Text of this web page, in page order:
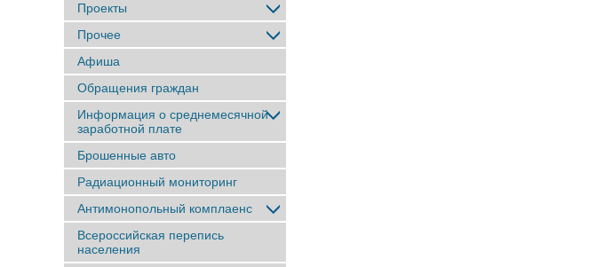
Проекты
Прочее
Афиша
Обращения граждан
Информация о среднемесячной
заработной плате
Брошенные авто
Радиационный мониторинг
Антимонопольный комплаенс
Всероссийская перепись
населения